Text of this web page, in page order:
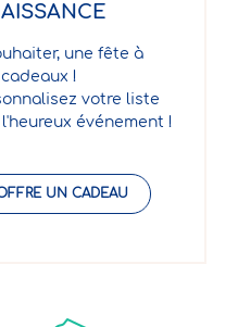
une fête à
!
votre liste
événement !
UN CADEAU